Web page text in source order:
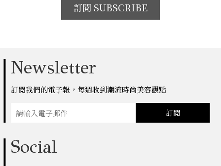
訂閱 SUBSCRIBE
Newsletter
訂閱我們的電子報，每週收到潮流時尚美容觀點
訂閱
Social